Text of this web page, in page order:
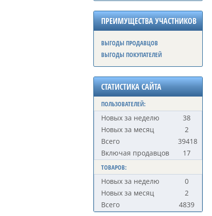
ПРЕИМУЩЕСТВА УЧАСТНИКОВ
ВЫГОДЫ ПРОДАВЦОВ
ВЫГОДЫ ПОКУПАТЕЛЕЙ
СТАТИСТИКА САЙТА
ПОЛЬЗОВАТЕЛЕЙ:
Новых за неделю
38
Новых за месяц
2
Всего
39418
Включая продавцов
17
ТОВАРОВ:
Новых за неделю
0
Новых за месяц
2
Всего
4839